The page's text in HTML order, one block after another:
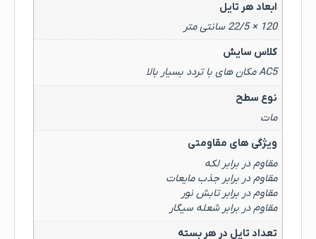
ابعاد هر تایل
120 × 22/5 سانتی متر
کلاس سایش
AC5 مکان های با تردد بسیار بالا
نوع سطح
مات
ویژگی های مقاومتی
مقاوم در برابر لکه
مقاوم در برابر جذب مایعات
مقاوم در برابر تابش نور
مقاوم در برابر شعله سیگار
تعداد تایل در هر بسته